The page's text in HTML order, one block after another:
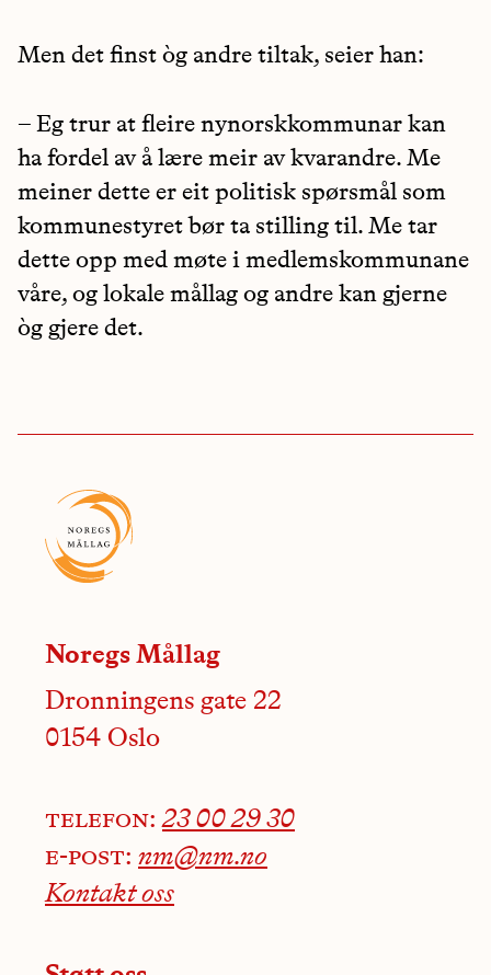
Men det finst òg andre tiltak, seier han:
– Eg trur at fleire nynorskkommunar kan
ha fordel av å lære meir av kvarandre. Me
meiner dette er eit politisk spørsmål som
kommunestyret bør ta stilling til. Me tar
dette opp med møte i medlemskommunane
våre, og lokale mållag og andre kan gjerne
òg gjere det.
Noregs Mållag
Dronningens gate 22
0154 Oslo
telefon:23 00 29 30
e-post: nm@nm.no
Kontakt oss